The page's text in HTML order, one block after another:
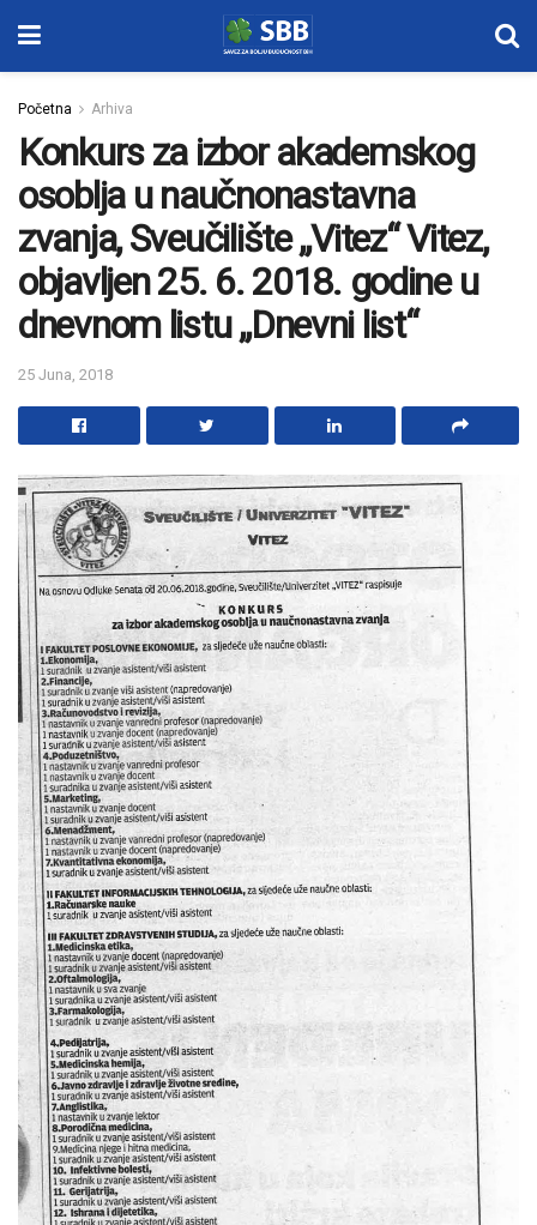
Početna Arhiva
Konkurs za izbor akademskog
osoblja u naučnonastavna
zvanja, Sveučilište „Vitez“ Vitez,
objavljen 25. 6. 2018. godine u
dnevnom listu „Dnevni list“
25 Juna, 2018